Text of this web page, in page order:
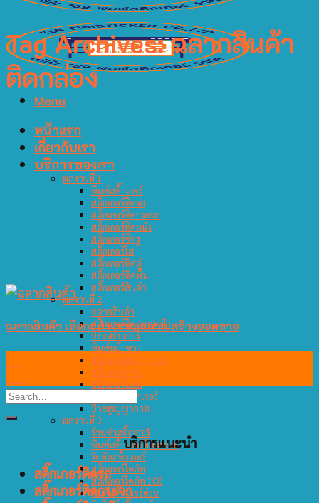
Menu
หน้าแรก
เกี่ยวกับเรา
บริการของเรา
ผลงานที่ 1
พิมพ์สติ๊กเกอร์
สติ๊กเกอร์ติดรถ
สติ๊กเกอร์ติดกระจก
สติ๊กเกอร์ติดผนัง
สติ๊กเกอร์ซีทรู
สติ๊กเกอร์ใส
สติ๊กเกอร์ติดตู้
สติ๊กเกอร์ติดพื้น
สติ๊กเกอร์สินค้า
ผลงานที่ 2
ฉลากสินค้า
สติ๊กเกอร์ติดกระจกฝ้า
ปริ้นสติกเกอร์
พิมพ์หมึกขาว
สติ๊กเกอร์สูญญากาศ
สติ๊กเกอร์ PVC
สติ๊กเกอร์โลโก้
ร้านพิมพ์สติ๊กเกอร์
ป้ายสูญญากาศ
ผลงานที่ 3
ร้านทำสติ๊กเกอร์
พิมพ์สติ๊กเกอร์ติดกระจก
รับตัดสติ๊กเกอร์
สติ๊กเกอร์ไดคัท
สติ๊กเกอร์ไดคัท 100
พิมพ์สติ๊กเกอร์ด่วน
Tag Archives:ฉลากสินค้า
ติดกล่อง
ฉลากสินค้า เลือกอย่างชาญฉลาด สร้างยอดขาย
บริการแนะนำ
สติ๊กเกอร์ติดรถ
สติ๊กเกอร์ติดกระจก